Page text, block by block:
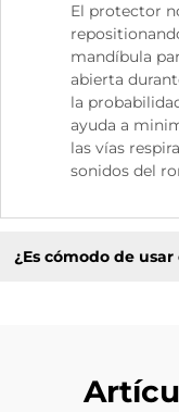
El protector
mandíbula
abierta
la
ayuda a
las vías
sonidos del
¿Es cómodo de